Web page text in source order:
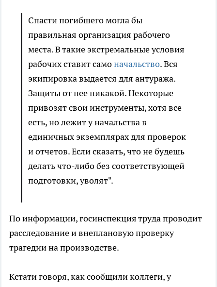
Спасти погибшего могла бы
правильная организация рабочего
места. В такие экстремальные условия
рабочих ставит самоначальство. Вся
экипировка выдается для антуража.
Защиты от нее никакой. Некоторые
привозят свои инструменты, хотя все
есть, но лежит у начальства в
единичных экземплярах для проверок
и отчетов. Если сказать, что не будешь
делать что-либо без соответствующей
подготовки, уволят".
По информации, госинспекция труда проводит
расследование и внеплановую проверку
трагедии на производстве.
Кстати говоря, как сообщили коллеги, у